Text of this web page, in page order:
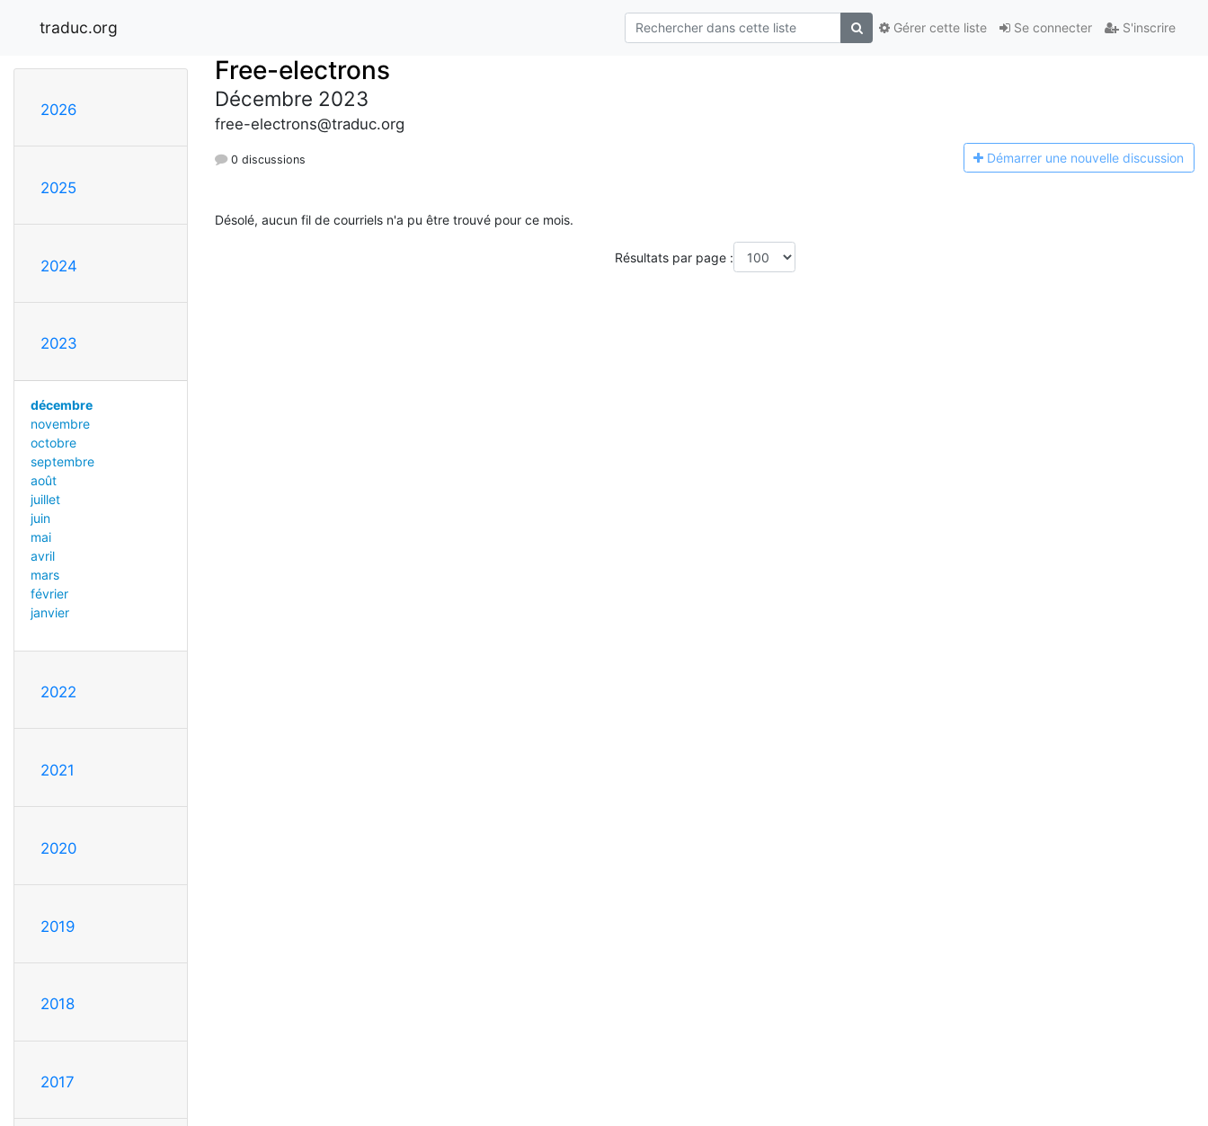
traduc.org Se connecter S'inscrire
Gérer cette liste
2026
2025
2024
2023
décembre
novembre
octobre
septembre
août
juillet
juin
mai
avril
mars
février
janvier
2022
2021
2020
2019
2018
2017
Free-electrons
Décembre 2023
free-electrons@traduc.org
0 discussions Démarrer une nouvelle discussion
Désolé, aucun fil de courriels n'a pu être trouvé pour ce mois.
Résultats par page :